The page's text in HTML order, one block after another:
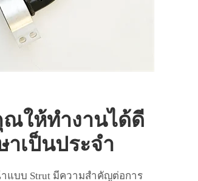
ณให้ทำงานได้ดี
เป็นประจำ
แบบ Strut มีความสำคัญต่อการ